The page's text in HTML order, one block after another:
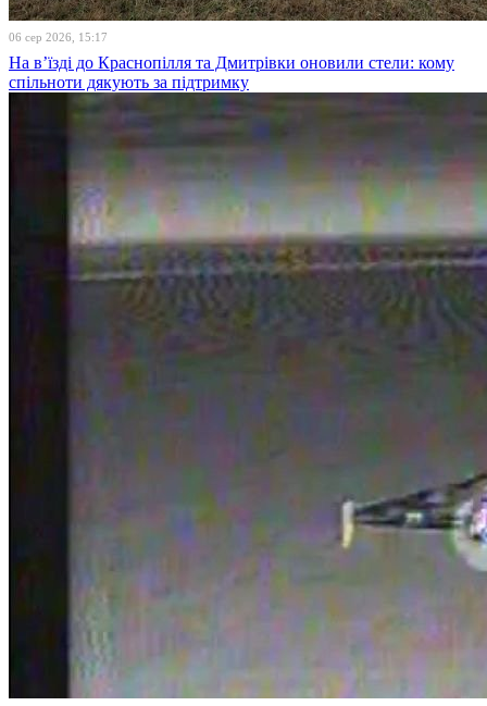
06 сер 2026, 15:17
На в’їзді до Краснопілля та Дмитрівки оновили стели: кому
спільноти дякують за підтримку